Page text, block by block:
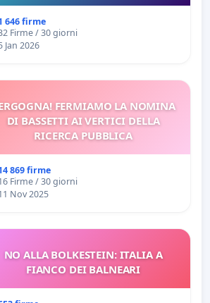
646 firme
Firme / 30 giorni
Jan 2026
FERMIAMO LA NOMINA
DI BASSETTI AI VERTICI DELLA
RICERCA PUBBLICA
869 firme
Firme / 30 giorni
Nov 2025
NO ALLA BOLKESTEIN: ITALIA A
FIANCO DEI BALNEARI